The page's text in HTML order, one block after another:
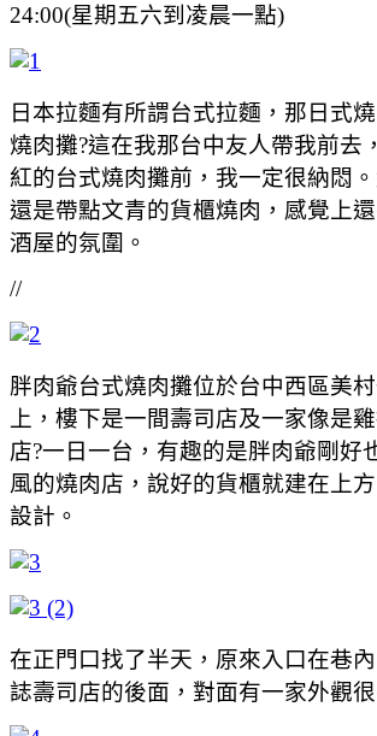
24:00(星期五六到凌晨一點)
日本拉麵有所謂台式拉麵，那日式
燒肉攤?這在我那台中友人帶我前去
紅的台式燒肉攤前，我一定很納悶
還是帶點文青的貨櫃燒肉，感覺上
酒屋的氛圍。
//
胖肉爺台式燒肉攤位於台中西區美
上，樓下是一間壽司店及一家像是
店?一日一台，有趣的是胖肉爺剛好
風的燒肉店，說好的貨櫃就建在上
設計。
在正門口找了半天，原來入口在巷
誌壽司店的後面，對面有一家外觀